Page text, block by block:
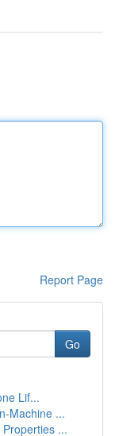
Report Page
Go
Lif...
Machine ...
...